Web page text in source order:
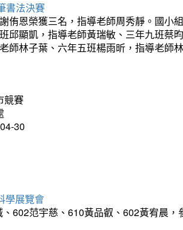
書法決賽
侑恩榮獲三名，指導老師周秀靜。國小
邱顯凱，指導老師黃瑞敏、三年九班蔡
師林子葉、六年五班楊雨昕，指導老師
競賽
30
學展覽會
602范宇慈、610黃品叡、602黃宥晨